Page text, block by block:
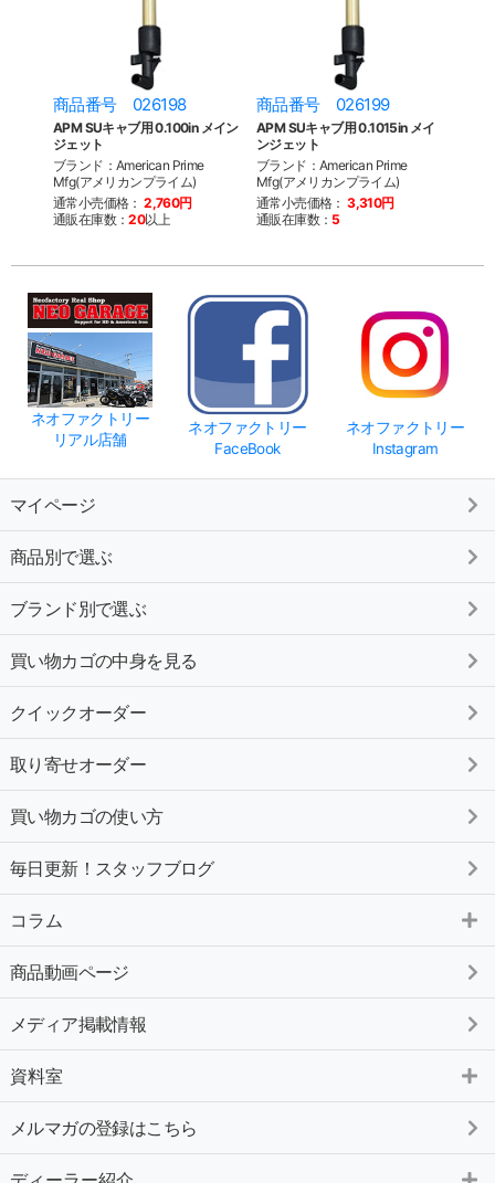
商品番号 026198
APM SUキャブ用 0.100in メイン
ジェット
ブランド：American Prime
Mfg(アメリカンプライム)
通常小売価格： 2,760円
通販在庫数：20以上
商品番号 026199
APM SUキャブ用 0.1015in メイ
ンジェット
ブランド：American Prime
Mfg(アメリカンプライム)
通常小売価格： 3,310円
通販在庫数：5
ネオファクトリー
リアル店舗
ネオファクトリー
FaceBook
ネオファクトリー
Instagram
マイページ
商品別で選ぶ
ブランド別で選ぶ
買い物カゴの中身を見る
クイックオーダー
取り寄せオーダー
買い物カゴの使い方
毎日更新！スタッフブログ
コラム
商品動画ページ
メディア掲載情報
資料室
メルマガの登録はこちら